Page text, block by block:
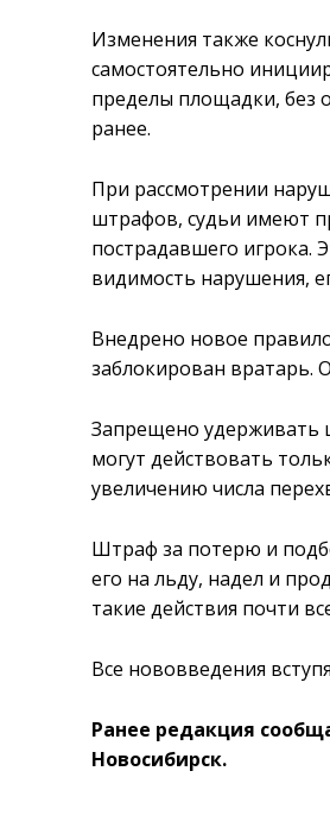
Изменения также
самостоятельно
пределы площадки, без
ранее.
При рассмотрении
штрафов, судьи имеют
пострадавшего игрока.
видимость нарушения,
Внедрено новое
заблокирован вратарь.
Запрещено удерживать
могут действовать
увеличению числа
Штраф за потерю и
его на льду, надел и
такие действия почти
Все нововведения
Ранее редакция
Новосибирск.